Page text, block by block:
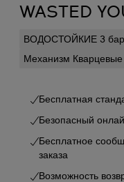
WASTED
ВОДОСТОЙКИЕ 3 бар
Механизм Кварцевые
Бесплатная
Безопасный
Бесплатное
заказа
Возможность